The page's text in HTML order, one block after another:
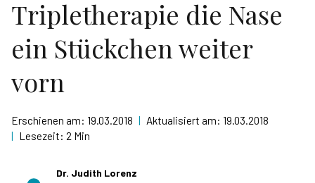
Tripletherapie die Nase
ein Stückchen weiter
vorn
Erschienen am: 19.03.2018 | Aktualisiert am: 19.03.2018
| Lesezeit: 2 Min
Dr. Judith Lorenz